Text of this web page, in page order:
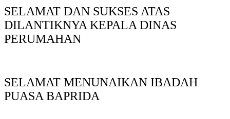
SELAMAT DAN SUKSES ATAS
DILANTIKNYA KEPALA DINAS
PERUMAHAN
SELAMAT MENUNAIKAN IBADAH
PUASA BAPRIDA